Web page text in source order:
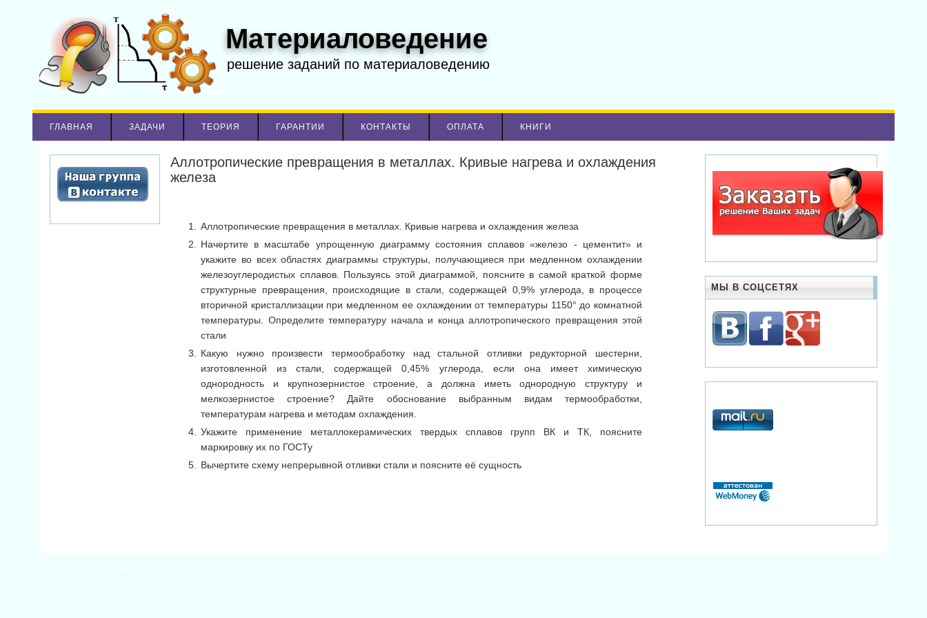
Материаловедение
решение заданий по материаловедению
ГЛАВНАЯ ЗАДАЧИ ТЕОРИЯ ГАРАНТИИ КОНТАКТЫ ОПЛАТА КНИГИ
Аллотропические превращения в металлах. Кривые нагрева и охлаждения
железа
Аллотропические превращения в металлах. Кривые нагрева и охлаждения железа
Начертите в масштабе упрощенную диаграмму состояния сплавов «железо - цементит» и
укажите во всех областях диаграммы структуры, получающиеся при медленном охлаждении
железоуглеродистых сплавов. Пользуясь этой диаграммой, поясните в самой краткой форме
структурные превращения, происходящие в стали, содержащей 0,9% углерода, в процессе
вторичной кристаллизации при медленном ее охлаждении от температуры 1150° до комнатной
температуры. Определите температуру начала и конца аллотропического превращения этой
стали
Какую нужно произвести термообработку над стальной отливки редукторной шестерни,
изготовленной из стали, содержащей 0,45% углерода, если она имеет химическую
однородность и крупнозернистое строение, а должна иметь однородную структуру и
мелкозернистое строение? Дайте обоснование выбранным видам термообработки,
температурам нагрева и методам охлаждения.
Укажите применение металлокерамических твердых сплавов групп ВК и ТК, поясните
маркировку их по ГОСТу
Вычертите схему непрерывной отливки стали и поясните её сущность
МЫ В СОЦСЕТЯХ